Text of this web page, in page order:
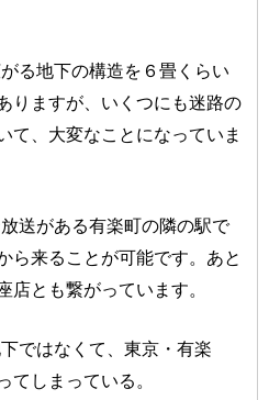
る地下の構造を６畳くらい
りますが、いくつにも迷路の
て、大変なことになっていま
送がある有楽町の隣の駅で
ら来ることが可能です。あと
店とも繋がっています。
ではなくて、東京・有楽
てしまっている。